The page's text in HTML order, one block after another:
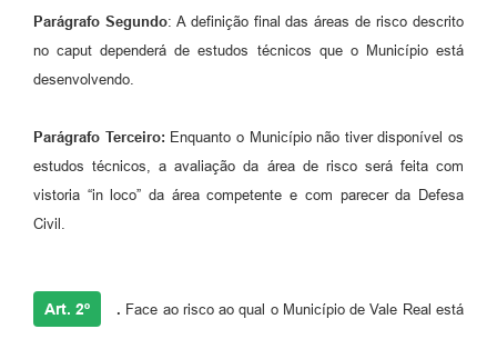
Parágrafo Segundo: A definição final das áreas de risco descrito
no caput dependerá de estudos técnicos que o Município está
desenvolvendo.
Parágrafo Terceiro: Enquanto o Município não tiver disponível os
estudos técnicos, a avaliação da área de risco será feita com
vistoria “in loco” da área competente e com parecer da Defesa
Civil.
Art. 2º . Face ao risco ao qual o Município de Vale Real está